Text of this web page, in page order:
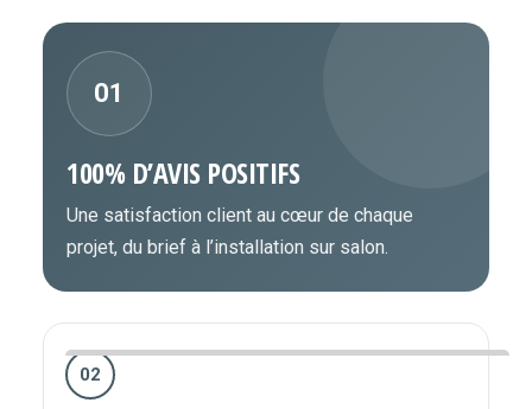
01
100% D’AVIS POSITIFS
Une satisfaction client au cœur de chaque
projet, du brief à l’installation sur salon.
02